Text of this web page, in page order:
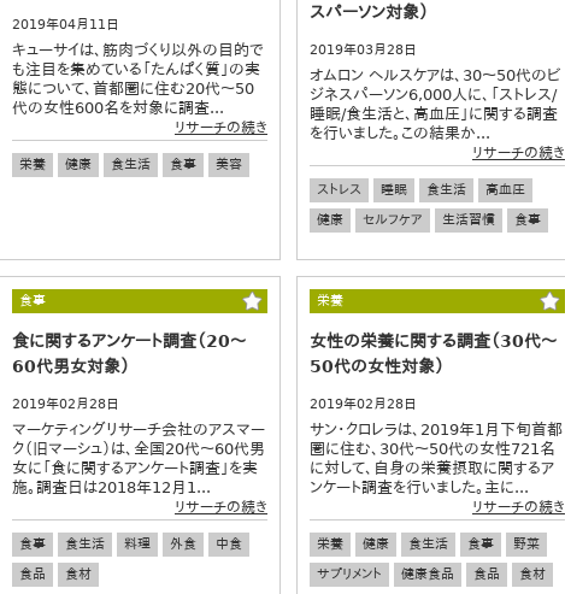
2019年04月11日
キューサイは、筋肉づくり以外の目的で
も注目を集めている「たんぱく質」の実
態について、首都圏に住む20代～50
代の女性600名を対象に調査...
リサーチの続き
栄養 健康 食生活 食事 美容
スパーソン対象）
2019年03月28日
オムロン ヘルスケアは、30～50代のビ
ジネスパーソン6,000人に、「ストレス/
睡眠/食生活と、高血圧」に関する調査
を行いました。この結果か...
リサーチの続き
ストレス 睡眠 食生活
高血圧
健康
セルフケア 生活習慣 食事
食事
食に関するアンケート調査（20～
60代男女対象）
2019年02月28日
マーケティングリサーチ会社のアスマー
ク（旧マーシュ）は、全国20代～60代男
女に「食に関するアンケート調査」を実
施。調査日は2018年12月1...
リサーチの続き
食事 食生活 料理 外食
中食
食品
食材
栄養
女性の栄養に関する調査（30代～
50代の女性対象）
2019年02月28日
サン・クロレラは、2019年1月下旬首都
圏に住む、30代～50代の女性721名
に対して、自身の栄養摂取に関するア
ンケート調査を行いました。主に...
リサーチの続き
栄養 健康 食生活 食事
野菜
サプリメント
健康食品 食品 食材